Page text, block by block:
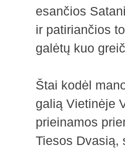
esančios
ir patiriančios
galėtų kuo
Štai kodėl
galią Vietinėje
prieinamos
Tiesos Dvasią,